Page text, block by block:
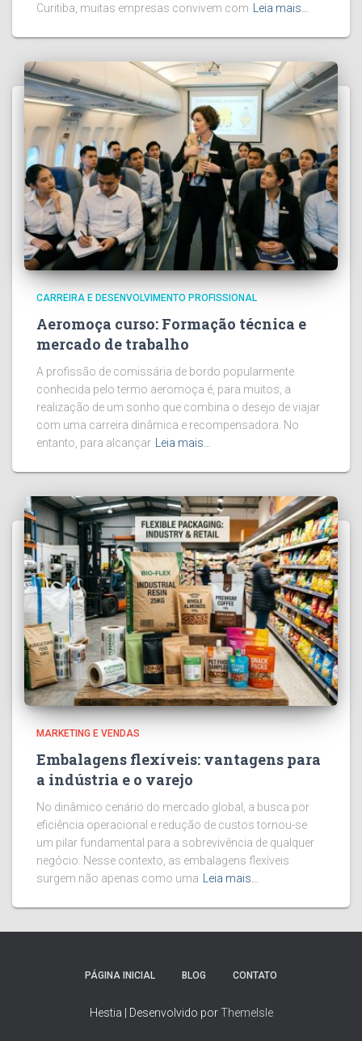
Curitiba, muitas empresas convivem com
Leia mais…
CARREIRA E DESENVOLVIMENTO PROFISSIONAL
Aeromoça curso: Formação técnica e
mercado de trabalho
A profissão de comissária de bordo popularmente
conhecida pelo termo aeromoça é, para muitos, a
realização de um sonho que combina o desejo de viajar
com uma carreira dinâmica e recompensadora. No
entanto, para alcançar Leia mais…
MARKETING E VENDAS
Embalagens flexíveis: vantagens para
a indústria e o varejo
No dinâmico cenário do mercado global, a busca por
eficiência operacional e redução de custos tornou-se
um pilar fundamental para a sobrevivência de qualquer
negócio. Nesse contexto, as embalagens flexíveis
surgem não apenas como uma
Leia mais…
PÁGINA INICIAL BLOG CONTATO
Hestia | Desenvolvido porThemeIsle